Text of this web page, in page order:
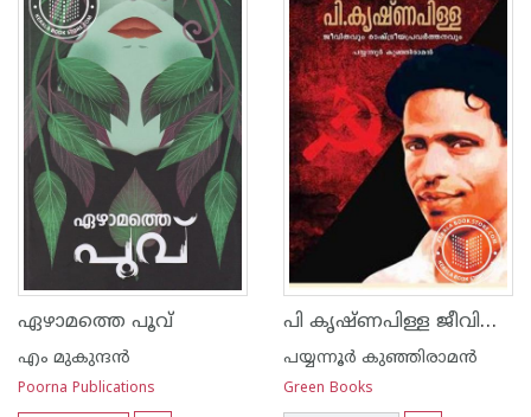
ഏഴാമത്തെ പൂവ്
എം മുകുന്ദ‌ന്‍
Poorna Publications
പി കൃഷ്ണപിള്ള ജീവിതവും രാഷ്ടീയ പ്രവര്‍ത്തനവും
പയ്യന്നൂര്‍ കുഞ്ഞിരാമന്‍
Green Books